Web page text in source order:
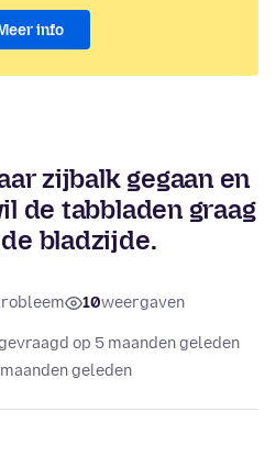
info
zijbalk gegaan en
de tabbladen graag
bladzijde.
10weergaven
op 5 maanden geleden
geleden